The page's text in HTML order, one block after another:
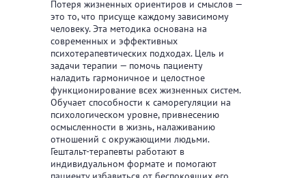
Потеря жизненных ориентиров и смыслов —
это то, что присуще каждому зависимому
человеку. Эта методика основана на
современных и эффективных
психотерапевтических подходах. Цель и
задачи терапии — помочь пациенту
наладить гармоничное и целостное
функционирование всех жизненных систем.
Обучает способности к саморегуляции на
психологическом уровне, привнесению
осмысленности в жизнь, налаживанию
отношений с окружающими людьми.
Гештальт-терапевты работают в
индивидуальном формате и помогают